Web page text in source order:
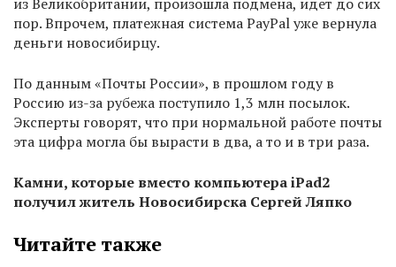
пор. Впрочем, платежная система PayPal уже вернула
деньги новосибирцу.
По данным «Почты России», в прошлом году в
Россию из-за рубежа поступило 1,3 млн посылок.
Эксперты говорят, что при нормальной работе почты
эта цифра могла бы вырасти в два, а то и в три раза.
Камни, которые вместо компьютера iPad2
получил житель Новосибирска Сергей Ляпко
Читайте также